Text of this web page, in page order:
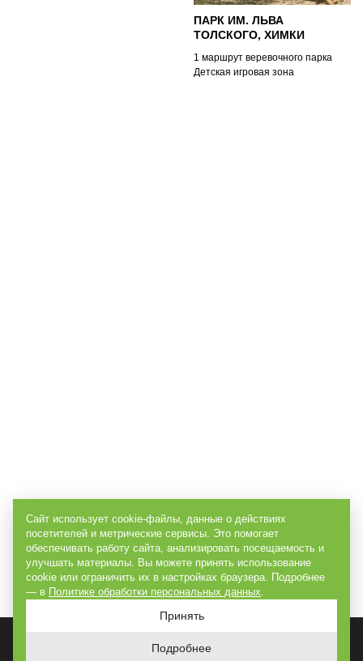
ПАРК ИМ. ЛЬВА
ТОЛСКОГО, ХИМКИ
1 маршрут веревочного парка
Детская игровая зона
ГЛАВНАЯ
Сайт использует cookie-файлы, данные о действиях
посетителей и метрические сервисы. Это помогает
обеспечивать работу сайта, анализировать посещаемость и
улучшать материалы. Вы можете принять использование
cookie или ограничить их в настройках браузера. Подробнее
— в Политике обработки персональных данных.
Принять
Подробнее